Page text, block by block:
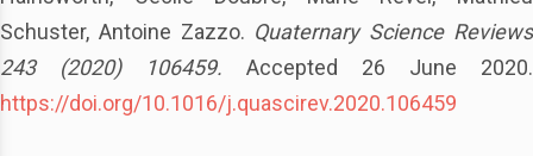
Schuster, Antoine Zazzo. Quaternary Science Reviews
243 (2020) 106459. Accepted 26 June 2020.
https://doi.org/10.1016/j.quascirev.2020.106459